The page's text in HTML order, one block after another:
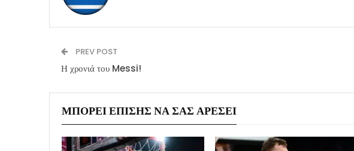
PREV POST
Η χρονιά του Messi!
ΜΠΟΡΕΊ ΕΠΊΣΗΣ ΝΑ ΣΑΣ ΑΡΈΣΕΙ